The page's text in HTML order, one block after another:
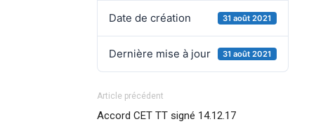
Date de création 31 août 2021
Dernière mise à jour 31 août 2021
Article précédent
Accord CET TT signé 14.12.17